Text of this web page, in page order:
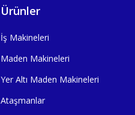
Ürünler
İş Makineleri
Maden Makineleri
Yer Altı Maden Makineleri
Ataşmanlar